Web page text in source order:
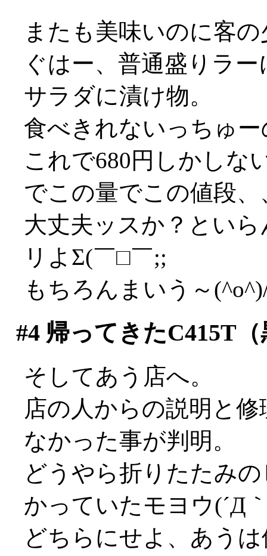
またも美味いのに客
ぐはー、普通盛りラ
サラダに漬け物。
食べきれないっちゅー
これで680円しかしな
でこの量でこの値段、
大丈夫ッスか？とい
リよΣ(￣□￣;;
もちろんまいう～
#4帰ってきたC415T（
そしてあう店へ。
店の人からの説明と
なかった事が判明。
どうやら折りたたみ
かっていたモヨウ(´Д
どちらにせよ、あう